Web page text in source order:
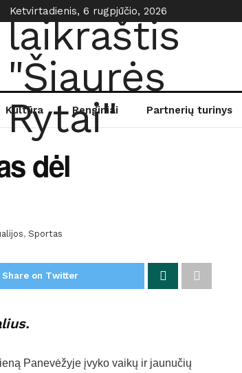
Ketvirtadienis, 6 rugpjūčio, 2026
Kultūra Renginiai Partnerių turinys
dėl
, Sportas
Share on Twitter
Panevėžyje įvyko vaikų ir jaunučių